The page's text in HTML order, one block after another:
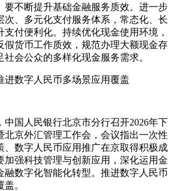
要不断提升基础金融服务质效。进一步
次、多元化支付服务体系，常态化、长
支付便利化。持续优化现金使用环境，
假货币工作质效，规范办理大额现金存
社会公众的多样化现金服务需求。
进数字人民币多场景应用覆盖
中国人民银行北京市分行召开2026年下
北京外汇管理工作会，会议指出一次性
、数字人民币应用推广在京取得积极成
加强科技管理与创新应用，深化运用金
融数字化智能化转型。推进数字人民币
。